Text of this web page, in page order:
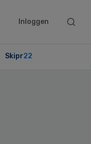
Inloggen
Search
Skipr22